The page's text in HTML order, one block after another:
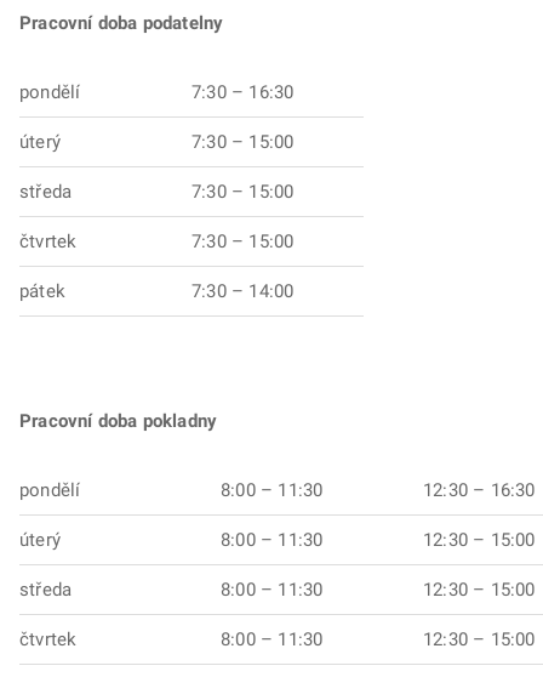
Pracovní doba podatelny
pondělí 7:30 – 16:30
úterý 7:30 – 15:00
středa 7:30 – 15:00
čtvrtek 7:30 – 15:00
pátek 7:30 – 14:00
Pracovní doba pokladny
pondělí 8:00 – 11:30 12:30 – 16:30
úterý 8:00 – 11:30 12:30 – 15:00
středa 8:00 – 11:30 12:30 – 15:00
čtvrtek 8:00 – 11:30 12:30 – 15:00